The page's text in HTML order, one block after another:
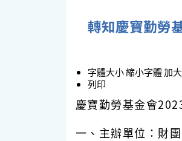
轉知慶寶勤勞
字體大小縮小字體加
列印
慶寶勤勞基金會
一、主辦單位：財